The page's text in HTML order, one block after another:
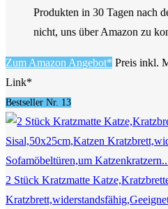
Produkten in 30 Tagen nach
nicht, uns über Amazon zu
Zum Amazon Angebot* Preis inkl.
Link*
Bestseller Nr. 13
2 Stück Kratzmatte